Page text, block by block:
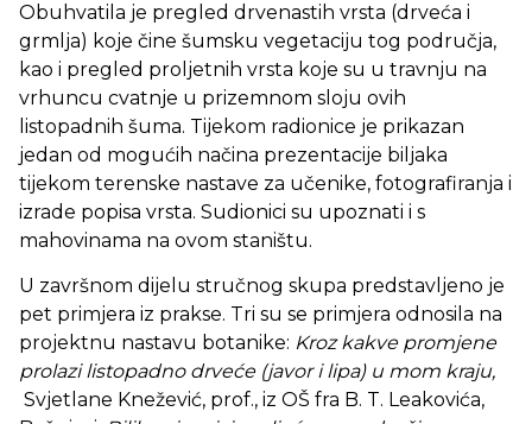
Obuhvatila je pregled drvenastih vrsta (drveća i
grmlja) koje čine šumsku vegetaciju tog područja,
kao i pregled proljetnih vrsta koje su u travnju na
vrhuncu cvatnje u prizemnom sloju ovih
listopadnih šuma. Tijekom radionice je prikazan
jedan od mogućih načina prezentacije biljaka
tijekom terenske nastave za učenike, fotografiranja i
izrade popisa vrsta. Sudionici su upoznati i s
mahovinama na ovom staništu.
U završnom dijelu stručnog skupa predstavljeno je
pet primjera iz prakse. Tri su se primjera odnosila na
projektnu nastavu botanike: Kroz kakve promjene
prolazi listopadno drveće (javor i lipa) u mom kraju,
Svjetlane Knežević, prof., iz OŠ fra B. T. Leakovića,